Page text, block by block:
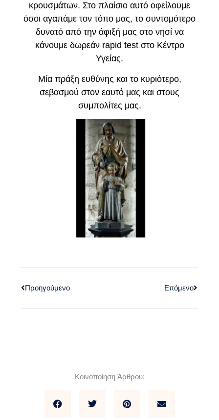
κρουσμάτων. Στο πλαίσιο αυτό οφείλουμε
όσοι αγαπάμε τον τόπο μας, το συντομότερο
δυνατό από την άφιξή μας στο νησί να
κάνουμε δωρεάν rapid test στο Κέντρο
Υγείας.
Μία πράξη ευθύνης και το κυριότερο,
σεβασμού στον εαυτό μας και στους
συμπολίτες μας.
Προηγούμενο Επόμενο
Κοινοποίηση Άρθρου: